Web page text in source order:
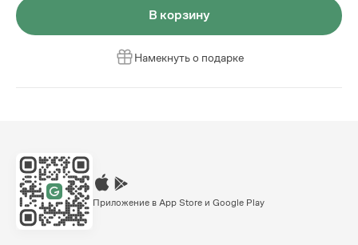
В корзину
Намекнуть о подарке
Приложение в App Store и Google Play